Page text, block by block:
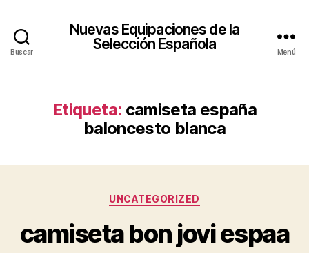
Buscar
Nuevas Equipaciones de la
Selección Española
Menú
Etiqueta: camiseta españa
baloncesto blanca
Categorías
UNCATEGORIZED
camiseta bon jovi espaa